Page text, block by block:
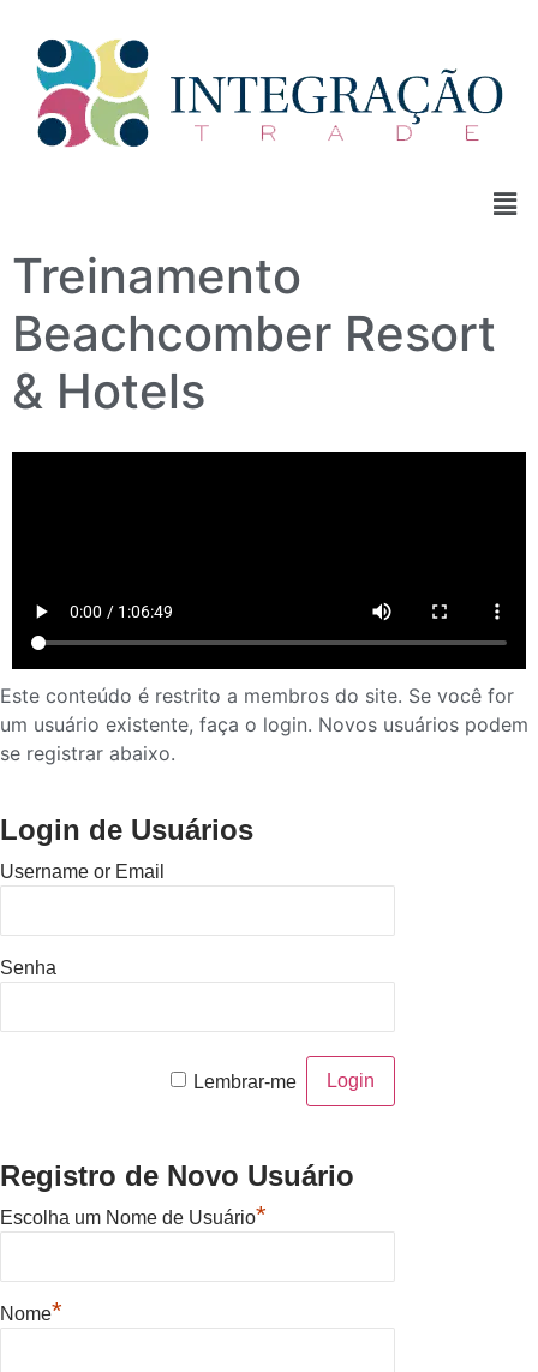
Treinamento
Beachcomber Resort
& Hotels
Este conteúdo é restrito a membros do site. Se você for
um usuário existente, faça o login. Novos usuários podem
se registrar abaixo.
Login de Usuários
Username or Email
Senha
Lembrar-me
Registro de Novo Usuário
Escolha um Nome de Usuário*
Nome*